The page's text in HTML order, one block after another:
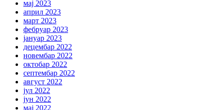
мај 2023
април 2023
март 2023
фебруар 2023
јануар 2023
децембар 2022
новембар 2022
октобар 2022
септембар 2022
август 2022
јул 2022
јун 2022
мај 2022